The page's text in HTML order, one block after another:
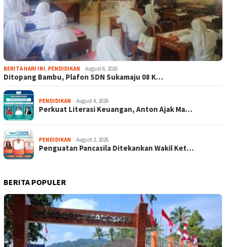
BERITA HARI INI, PENDIDIKAN August 6, 2026
Ditopang Bambu, Plafon SDN Sukamaju 08 K…
PENDIDIKAN August 4, 2026
Perkuat Literasi Keuangan, Anton Ajak Ma…
PENDIDIKAN August 2, 2026
Penguatan Pancasila Ditekankan Wakil Ket…
BERITA POPULER